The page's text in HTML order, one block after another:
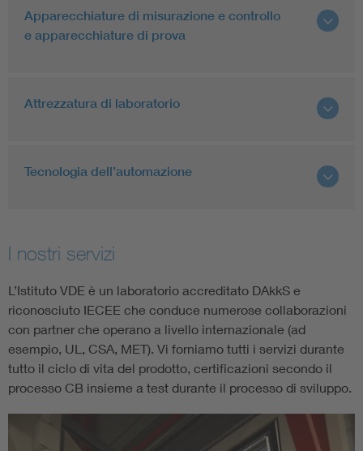
Apparecchiature di misurazione e controllo
e apparecchiature di prova
Attrezzatura di laboratorio
Tecnologia dell’automazione
I nostri servizi
L’Istituto VDE è un laboratorio accreditato DAkkS e
riconosciuto IECEE che conduce numerose collaborazioni
con partner che operano a livello internazionale (ad
esempio, UL, CSA, MET). Vi forniamo tutti i servizi durante
tutto il ciclo di vita del prodotto, certificazioni secondo il
processo CB insieme a test durante il processo di sviluppo.